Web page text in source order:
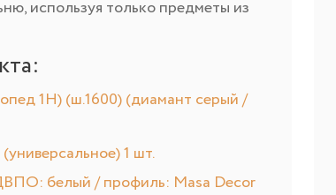
используя только предметы из
1Н) (ш.1600) (диамант серый /
1 шт.
белый / профиль: Masa Decor